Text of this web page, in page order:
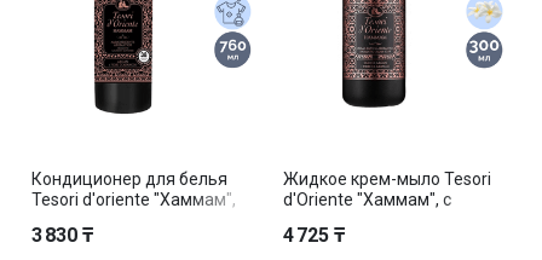
Кондиционер для белья
Tesori d'oriente "Хаммам",
3 830 ₸
Жидкое крем-мыло Tesori
d'Oriente "Хаммам", с
4 725 ₸